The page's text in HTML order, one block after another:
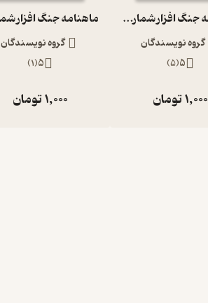
ماهنامه جنگ افزار شماره 2
گروه نویسندگان
5
(
5
)
1,000تومان
گروه نویسندگان
5
(
1
)
1,000تومان